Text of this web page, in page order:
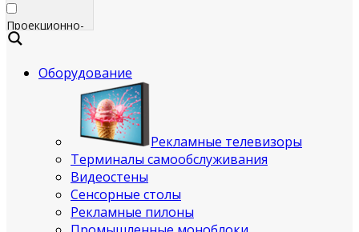
Проекционно-
ёмкостные
рекламные
телевизоры
Оборудование
Рекламные телевизоры
Терминалы самообслуживания
Видеостены
Сенсорные столы
Рекламные пилоны